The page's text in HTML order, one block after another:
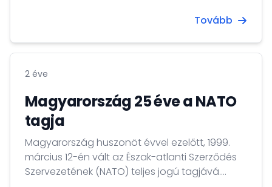
Tovább
2 éve
Magyarország 25 éve a NATO
tagja
Magyarország huszonöt évvel ezelőtt, 1999.
március 12-én vált az Észak-atlanti Szerződés
Szervezetének (NATO) teljes jogú tagjává.